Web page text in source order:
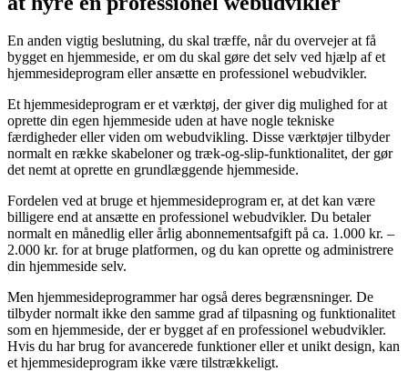
En anden vigtig beslutning, du skal træffe, når du overvejer at få
bygget en hjemmeside, er om du skal gøre det selv ved hjælp af et
hjemmesideprogram eller ansætte en professionel webudvikler.
Et hjemmesideprogram er et værktøj, der giver dig mulighed for at
oprette din egen hjemmeside uden at have nogle tekniske
færdigheder eller viden om webudvikling. Disse værktøjer tilbyder
normalt en række skabeloner og træk-og-slip-funktionalitet, der gør
det nemt at oprette en grundlæggende hjemmeside.
Fordelen ved at bruge et hjemmesideprogram er, at det kan være
billigere end at ansætte en professionel webudvikler. Du betaler
normalt en månedlig eller årlig abonnementsafgift på ca. 1.000 kr. –
2.000 kr. for at bruge platformen, og du kan oprette og administrere
din hjemmeside selv.
Men hjemmesideprogrammer har også deres begrænsninger. De
tilbyder normalt ikke den samme grad af tilpasning og funktionalitet
som en hjemmeside, der er bygget af en professionel webudvikler.
Hvis du har brug for avancerede funktioner eller et unikt design, kan
et hjemmesideprogram ikke være tilstrækkeligt.